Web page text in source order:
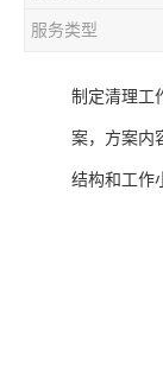
服务类型
制定清理工
案，方案内
结构和工作